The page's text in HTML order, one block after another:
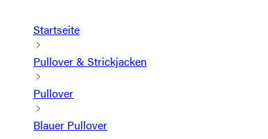
Startseite
Pullover & Strickjacken
Pullover
Blauer Pullover